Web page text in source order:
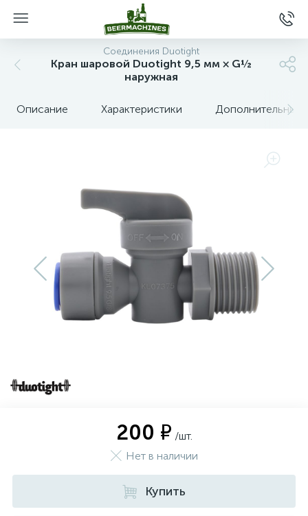
Соединения Duotight
Кран шаровой Duotight 9,5 мм × G½
наружная
Описание Характеристики Дополнительные
200 ₽ /шт.
Нет в наличии
Купить